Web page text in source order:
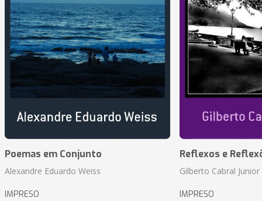
Poemas em Conjunto
Alexandre Eduardo Weiss
IMPRESO
Reflexos e
Gilberto Cabral Junior
IMPRESO